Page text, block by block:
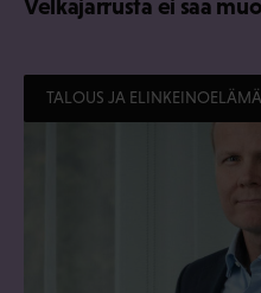
Velkajarrusta ei saa
TALOUS JA ELINKEINOELÄMÄ